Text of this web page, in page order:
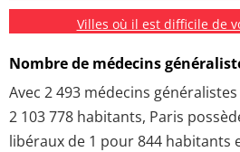
Villes où il est difficile de
Nombre de médecins
Avec 2 493 médecins
2 103 778 habitants, Paris
libéraux de 1 pour 844 habitants